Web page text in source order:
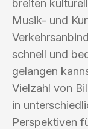
breiten
Musik- und
schnell und
gelangen
Vielzahl von
in
Perspektiven